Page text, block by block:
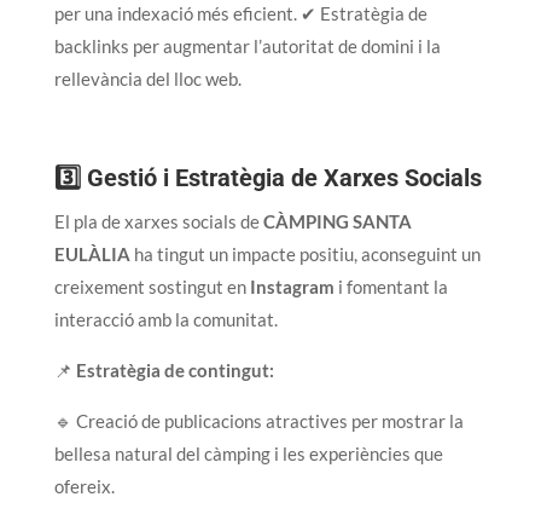
per una indexació més eficient. ✔ Estratègia de
backlinks per augmentar l’autoritat de domini i la
rellevància del lloc web.
3️⃣ Gestió i Estratègia de Xarxes Socials
El pla de xarxes socials deCÀMPING SANTA
EULÀLIA ha tingut un impacte positiu, aconseguint un
creixement sostingut en Instagram i fomentant la
interacció amb la comunitat.
📌 Estratègia de contingut:
🔹 Creació de publicacions atractives per mostrar la
bellesa natural del càmping i les experiències que
ofereix.